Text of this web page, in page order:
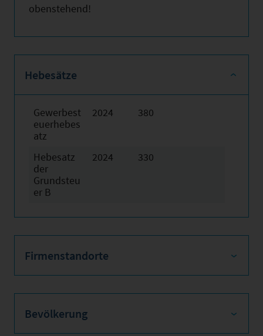
obenstehend!
Hebesätze
Gewerbest
euerhebes
atz
2024 380
Hebesatz
der
Grundsteu
er B
2024 330
Firmenstandorte
Bevölkerung